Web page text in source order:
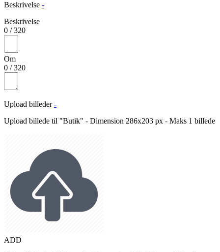
Beskrivelse -
Beskrivelse
0 /320
Om
0 /320
Upload billeder -
Upload billede til "Butik" - Dimension 286x203 px - Maks 1 billede
ADD